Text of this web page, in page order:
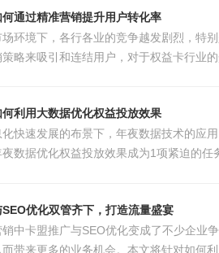
通过精准营销提升用户转化率
环境下，各行各业的竞争越发剧烈，特
略来吸引和连结用户，对于权益卡行业
利用大数据优化权益投放效果
快速发展的布景下，年夜数据技术的应
数据优化权益投放效果成为1项紧迫的
优化双管齐下，打造流量盛宴
中卡盟推广与SEO优化变成了不少企业
带来更多的业务机会。本文将针对如何